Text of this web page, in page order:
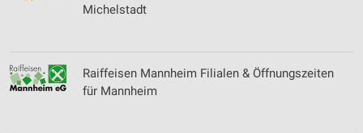
Michelstadt
Raiffeisen Mannheim Filialen & Öffnungszeiten
für Mannheim